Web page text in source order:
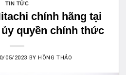
TIN TỨC
chính hãng tại
quyền chính thức
05/2023 BYHỒNG THẢO